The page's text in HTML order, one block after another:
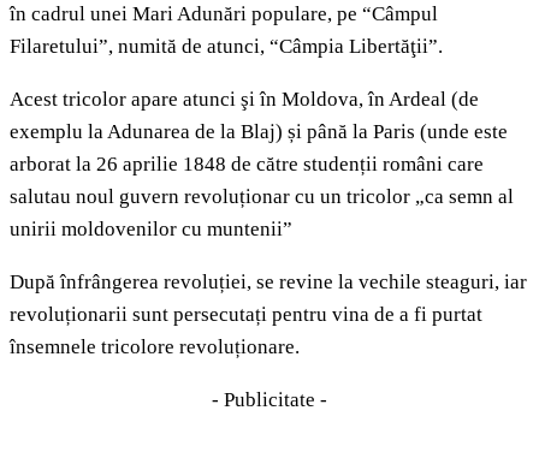
în cadrul unei Mari Adunări populare, pe “Câmpul
Filaretului”, numită de atunci, “Câmpia Libertăţii”.
Acest tricolor apare atunci şi în Moldova, în Ardeal (de
exemplu la Adunarea de la Blaj) și până la Paris (unde este
arborat la 26 aprilie 1848 de către studenții români care
salutau noul guvern revoluționar cu un tricolor „ca semn al
unirii moldovenilor cu muntenii”
După înfrângerea revoluției, se revine la vechile steaguri, iar
revoluționarii sunt persecutați pentru vina de a fi purtat
însemnele tricolore revoluționare.
- Publicitate -